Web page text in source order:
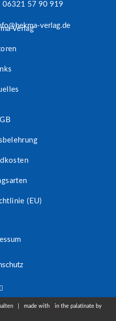
06321 57 90 919
verlag.de
Verlag
(EU)
| made with
in the palatinate by